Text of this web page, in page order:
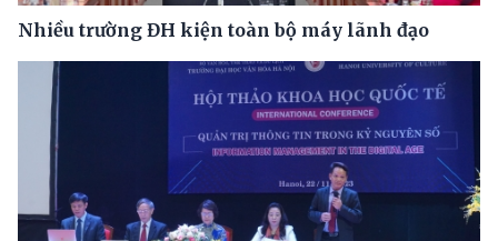
Nhiều trường ĐH kiện toàn bộ máy lãnh đạo